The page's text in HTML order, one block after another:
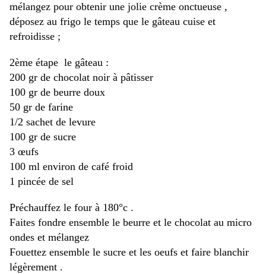
mélangez pour obtenir une jolie crème onctueuse ,
déposez au frigo le temps que le gâteau cuise et
refroidisse ;
2ème étape le gâteau :
200 gr de chocolat noir à pâtisser
100 gr de beurre doux
50 gr de farine
1/2 sachet de levure
100 gr de sucre
3 œufs
100 ml environ de café froid
1 pincée de sel
Préchauffez le four à 180°c .
Faites fondre ensemble le beurre et le chocolat au micro
ondes et mélangez
Fouettez ensemble le sucre et les oeufs et faire blanchir
légèrement .